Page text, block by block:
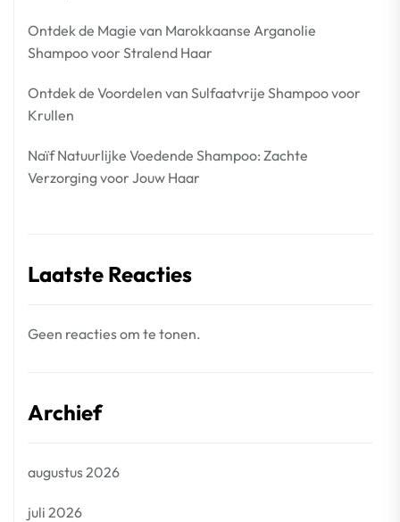
Ontdek de Magie van Marokkaanse Arganolie
Shampoo voor Stralend Haar
Ontdek de Voordelen van Sulfaatvrije Shampoo voor
Krullen
Naïf Natuurlijke Voedende Shampoo: Zachte
Verzorging voor Jouw Haar
Laatste Reacties
Geen reacties om te tonen.
Archief
augustus 2026
juli 2026